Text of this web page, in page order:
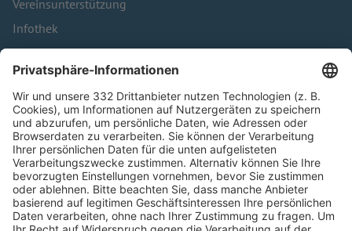
Vereinsunterstützung
Infothek
Kontakt
HÄUFIG BESUCHTE SEITEN
Pässe und Vereinswechsel
Trainerausbildung
Schulungsangebot Vereinsmitarbeiter
BFV-Geschäftsstellen
Trainerbörse